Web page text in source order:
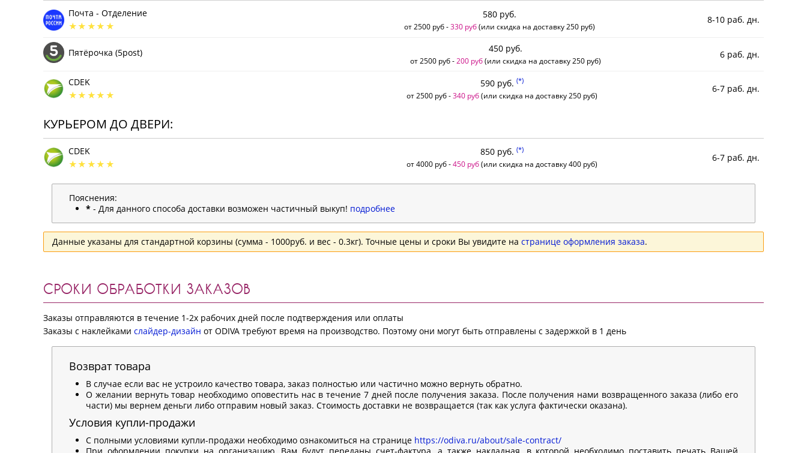
Почта - Отделение 580 руб.
от 2500 руб -330 руб(или скидка на доставку 250 руб)
8-10 раб. дн.
Пятёрочка (5post) 450 руб.
от 2500 руб - 200 руб(или скидка на доставку 250 руб)
6 раб. дн.
CDEK 590 руб. (*)
от 2500 руб -340 руб(или скидка на доставку 250 руб)
6-7 раб. дн.
КУРЬЕРОМ ДО ДВЕРИ:
CDEK 850 руб. (*)
от 4000 руб -450 руб(или скидка на доставку 400 руб)
6-7 раб. дн.
Пояснения:
* - Для данного способа доставки возможен частичный выкуп! подробнее
Данные указаны для стандартной корзины (сумма - 1000руб. и вес - 0.3кг). Точные цены и сроки Вы увидите на странице оформления заказа.
СРОКИ ОБРАБОТКИ ЗАКАЗОВ
Заказы отправляются в течение 1-2х рабочих дней после подтверждения или оплаты
Заказы с наклейками слайдер-дизайн от ODIVA требуют время на производство. Поэтому они могут быть отправлены с задержкой в 1 день
Возврат товара
В случае если вас не устроило качество товара, заказ полностью или частично можно вернуть обратно.
О желании вернуть товар необходимо оповестить нас в течение 7 дней после получения заказа. После получения нами возвращенного заказа (либо его
части) мы вернем деньги либо отправим новый заказ. Стоимость доставки не возвращается (так как услуга фактически оказана).
Условия купли-продажи
С полными условиями купли-продажи необходимо ознакомиться на странице https://odiva.ru/about/sale-contract/
При оформлении покупки на организацию, Вам будут переданы счет-фактура, а также накладная, в которой необходимо поставить печать Вашей